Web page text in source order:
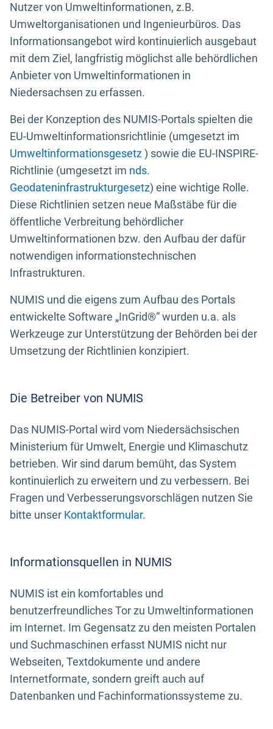
Nutzer von Umweltinformationen, z.B.
Umweltorganisationen und Ingenieurbüros. Das
Informationsangebot wird kontinuierlich ausgebaut
mit dem Ziel, langfristig möglichst alle behördlichen
Anbieter von Umweltinformationen in
Niedersachsen zu erfassen.
Bei der Konzeption des NUMIS-Portals spielten die
EU-Umweltinformationsrichtlinie (umgesetzt im
Umweltinformationsgesetz) sowie die EU-INSPIRE-
Richtlinie (umgesetzt im nds.
Geodateninfrastrukturgesetz) eine wichtige Rolle.
Diese Richtlinien setzen neue Maßstäbe für die
öffentliche Verbreitung behördlicher
Umweltinformationen bzw. den Aufbau der dafür
notwendigen informationstechnischen
Infrastrukturen.
NUMIS und die eigens zum Aufbau des Portals
entwickelte Software „InGrid®“ wurden u.a. als
Werkzeuge zur Unterstützung der Behörden bei der
Umsetzung der Richtlinien konzipiert.
Die Betreiber von NUMIS
Das NUMIS-Portal wird vom Niedersächsischen
Ministerium für Umwelt, Energie und Klimaschutz
betrieben. Wir sind darum bemüht, das System
kontinuierlich zu erweitern und zu verbessern. Bei
Fragen und Verbesserungsvorschlägen nutzen Sie
bitte unser Kontaktformular.
Informationsquellen in NUMIS
NUMIS ist ein komfortables und
benutzerfreundliches Tor zu Umweltinformationen
im Internet. Im Gegensatz zu den meisten Portalen
und Suchmaschinen erfasst NUMIS nicht nur
Webseiten, Textdokumente und andere
Internetformate, sondern greift auch auf
Datenbanken und Fachinformationssysteme zu.